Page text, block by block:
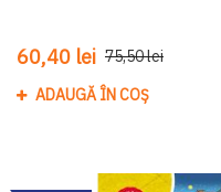
60,40 lei 75,50 lei
ADAUGĂ ÎN COȘ